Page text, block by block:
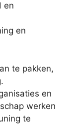
en
en
te pakken,
en
werken
te